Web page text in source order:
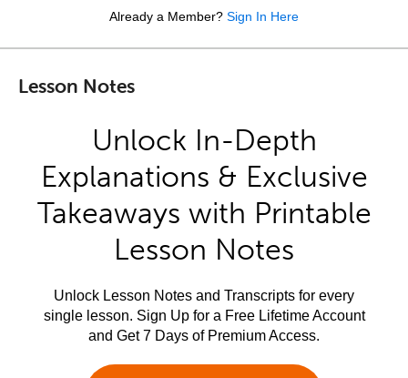
Already a Member? Sign In Here
Lesson Notes
Unlock In-Depth
Explanations & Exclusive
Takeaways with Printable
Lesson Notes
Unlock Lesson Notes and Transcripts for every
single lesson. Sign Up for a Free Lifetime Account
and Get 7 Days of Premium Access.